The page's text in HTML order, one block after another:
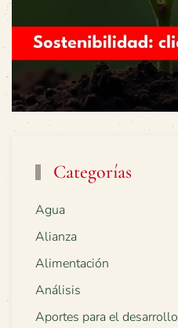
Categorías
Agua
Alianza
Alimentación
Análisis
Aportes para el desarrollo